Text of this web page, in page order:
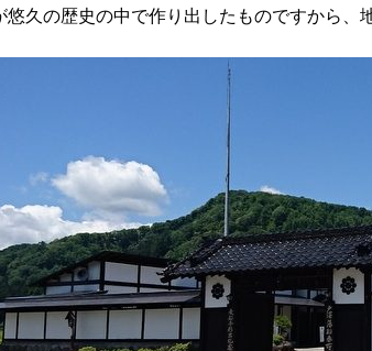
悠久の歴史の中で作り出したものですから、